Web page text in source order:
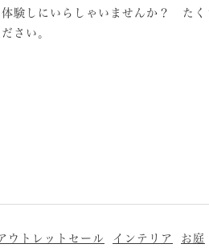
験しにいらしゃいませんか？ た
さい。
ウトレットセール インテリア お庭